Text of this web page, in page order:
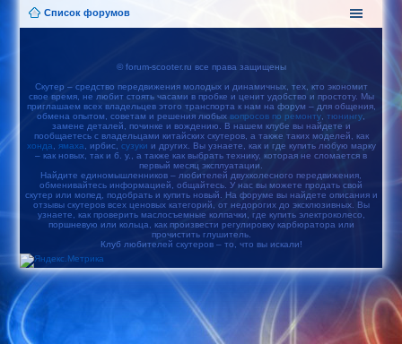
Список форумов
© forum-scooter.ru все права защищены
Скутер – средство передвижения молодых и динамичных, тех, кто экономит
свое время, не любит стоять часами в пробке и ценит удобство и простоту. Мы
приглашаем всех владельцев этого транспорта к нам на форум – для общения,
обмена опытом, советам и решения любых вопросов по ремонту тюнингу
замене деталей, починке и вождению. В нашем клубе вы найдете и
пообщаетесь с владельцами китайских скутеров, а также таких моделей, как
хонда
ямаха , ирбис, сузуки и других. Вы узнаете, как и где купить любую марку
– как новых, так и б. у., а также как выбрать технику, которая не сломается в
первый месяц эксплуатации.
Найдите единомышленников – любителей двухколесного передвижения,
обменивайтесь информацией, общайтесь. У нас вы можете продать свой
скутер или мопед, подобрать и купить новый. На форуме вы найдете описания и
отзывы скутеров всех ценовых категорий, от недорогих до эксклюзивных. Вы
узнаете, как проверить маслосъемные колпачки, где купить электроколесо,
поршневую или кольца, как произвести регулировку карбюратора или
прочистить глушитель.
Клуб любителей скутеров – то, что вы искали!